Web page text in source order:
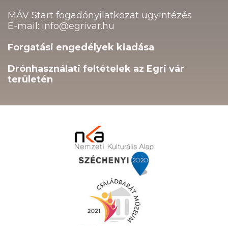
MÁV Start fogadónyilatkozat ügyintézés
E-mail: info@egrivar.hu
Forgatási engedélyek kiadása
Drónhasználati feltételek az Egri vár
területén